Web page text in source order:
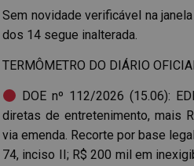
Sem novidade verificável na
dos 14 segue inalterada.
TERMÔMETRO DO DIÁRIO
DOE nº 112/2026 (15.06):
diretas de entretenimento, mais
via emenda. Recorte por base
74, inciso II; R$ 200 mil em